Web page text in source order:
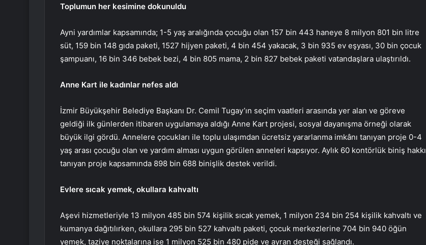
Toplumun her kesimine dokunuldu
Ayni yardımlar kapsamında; 1-5 yaş aralığında çocuğu olan 157 bin 443 haneye 8 milyon 801 bin litre
süt, 159 bin 148 gıda paketi, 1527 hijyen paketi, 4 bin 454 yakacak, 3 bin 935 ev eşyası, 30 bin çocuk
şampuanı, 16 bin 346 bebek bezi, 4 bin 805 mama, 2 bin 827 bebek paketi vatandaşlara ulaştırıldı.
Anne Kart ile kadınlar nefes aldı
İzmir Büyükşehir Belediye Başkanı Dr. Cemil Tugay’ın seçim vaatleri arasında yer alan ve göreve
geldiği ilk günlerden itibaren uygulamaya aldığı Anne Kart projesi, sosyal dayanışma örneği olarak
büyük ilgi gördü. Annelere çocukları ile toplu ulaşımdan ücretsiz yararlanma imkânı tanıyan proje 0-4
yaş arası çocuğu olan ve yardım alması uygun görülen anneleri kapsıyor. Aylık 60 kontörlük biniş hakkı
tanıyan proje kapsamında 898 bin 688 binişlik destek verildi.
Evlere sıcak yemek, okullara kahvaltı
Aşevi hizmetleriyle 13 milyon 485 bin 574 kişilik sıcak yemek, 1 milyon 234 bin 254 kişilik kahvaltı ve
kumanya dağıtılırken, okullara 295 bin 527 kahvaltı paketi, çocuk merkezlerine 704 bin 940 öğün
yemek, taziye noktalarına ise 1 milyon 525 bin 480 pide ve ayran desteği sağlandı.